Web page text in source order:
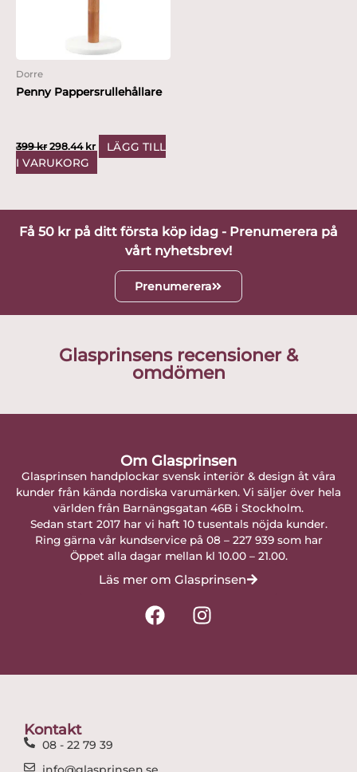
Dorre
Penny Pappersrullehållare
399kr 298.44 kr
LÄGG TILL
I VARUKORG
Få 50 kr på ditt första köp idag - Prenumerera på
vårt nyhetsbrev!
Prenumerera
Glasprinsens recensioner &
omdömen
Om Glasprinsen
Glasprinsen handplockar svensk interiör & design åt våra
kunder från kända nordiska varumärken. Vi säljer över hela
världen från Barnängsgatan 46B i Stockholm.
Sedan start 2017 har vi haft 10 tusentals nöjda kunder.
Ring gärna vår kundservice på 08 – 227 939 som har
Öppet alla dagar mellan kl 10.00 – 21.00.
Läs mer om Glasprinsen
F
a
I
n
Kontakt
08 - 22 79 39